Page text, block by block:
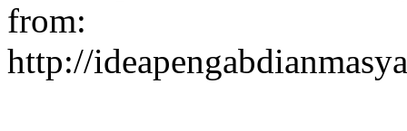
from:
http://